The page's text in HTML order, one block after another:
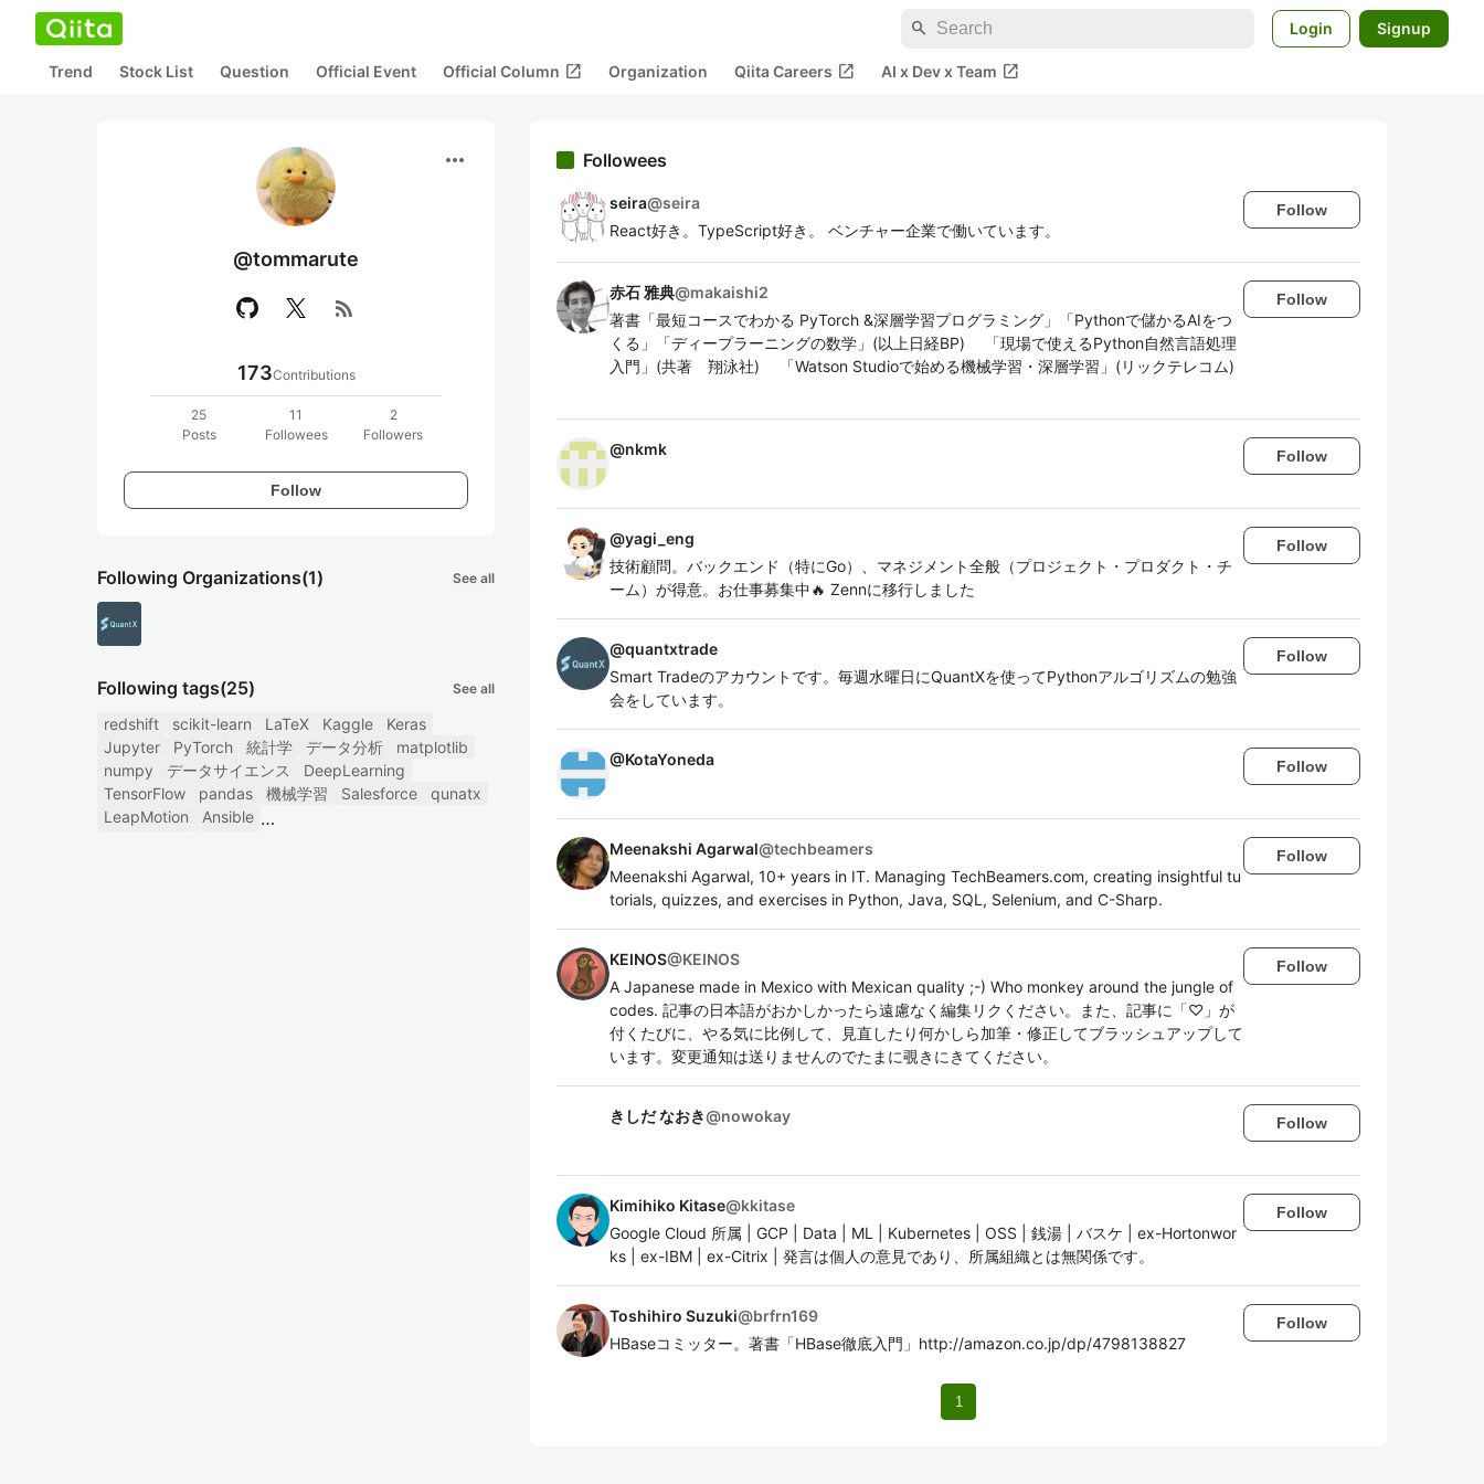
search Login Signup
Trend Stock List Question Official Event Official Column open_in_new Organization Qiita Careers open_in_new AI x Dev x Team open_in_new
more_horiz
@tommarute
rss_feed
173Contributions
25
Posts
11
Followees
2
Followers
Follow
Following Organizations(1) See all
Following tags(25) See all
redshift scikit-learn LaTeX Kaggle
Keras
Jupyter
PyTorch 統計学 データ分析
matplotlib
numpy
データサイエンス
DeepLearning
TensorFlow
pandas 機械学習 Salesforce
qunatx
LeapMotion
Ansible
Followees
seira@seira
React好き。TypeScript好き。 ベンチャー企業で働いています。
Follow
赤石 雅典@makaishi2
著書「最短コースでわかる PyTorch &深層学習プログラミング」「Pythonで儲かるAIをつ
くる」「ディープラーニングの数学」(以上日経BP) 「現場で使えるPython自然言語処理
入門」(共著 翔泳社) 「Watson Studioで始める機械学習・深層学習」(リックテレコム)
Follow
@nkmk Follow
@yagi_eng
技術顧問。バックエンド（特にGo）、マネジメント全般（プロジェクト・プロダクト・チ
ーム）が得意。お仕事募集中🔥 Zennに移行しました
Follow
@quantxtrade
Smart Tradeのアカウントです。毎週水曜日にQuantXを使ってPythonアルゴリズムの勉強
会をしています。
Follow
@KotaYoneda Follow
Meenakshi Agarwal@techbeamers
Meenakshi Agarwal, 10+ years in IT. Managing TechBeamers.com, creating insightful tu
torials, quizzes, and exercises in Python, Java, SQL, Selenium, and C-Sharp.
Follow
KEINOS@KEINOS
A Japanese made in Mexico with Mexican quality ;-) Who monkey around the jungle of
codes. 記事の日本語がおかしかったら遠慮なく編集リクください。また、記事に「♡」が
付くたびに、やる気に比例して、見直したり何かしら加筆・修正してブラッシュアップして
います。変更通知は送りませんのでたまに覗きにきてください。
Follow
きしだ なおき@nowokay Follow
Kimihiko Kitase@kkitase
Google Cloud 所属 | GCP | Data | ML | Kubernetes | OSS | 銭湯 | バスケ | ex-Hortonwor
ks | ex-IBM | ex-Citrix | 発言は個人の意見であり、所属組織とは無関係です。
Follow
Toshihiro Suzuki@brfrn169
HBaseコミッター。著書「HBase徹底入門」http://amazon.co.jp/dp/4798138827
Follow
1